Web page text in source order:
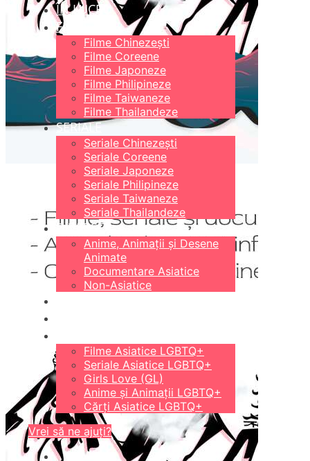
ÎN LUCRU
FILME
Filme Chinezești
Filme Coreene
Filme Japoneze
Filme Philipineze
Filme Taiwaneze
Filme Thailandeze
SERIALE
Seriale Chinezești
Seriale Coreene
Seriale Japoneze
Seriale Philipineze
Seriale Taiwaneze
Seriale Thailandeze
DIVERSE
Anime, Animații și Desene
Animate
Documentare Asiatice
Non-Asiatice
Filme Asiatice LGBTQ+
Seriale Asiatice LGBTQ+
Girls Love (GL)
Anime și Animații LGBTQ+
Cărți Asiatice LGBTQ+
Vrei să ne ajuți?